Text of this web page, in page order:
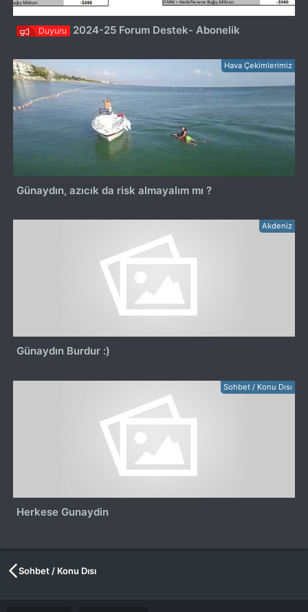
Duyuru 2024-25 Forum Destek- Abonelik
Hava Çekimlerimiz
Günaydın, azıcık da risk almayalım mı ?
Akdeniz
Günaydın Burdur :)
Sohbet / Konu Dısı
Herkese Gunaydin
Sohbet / Konu Dısı